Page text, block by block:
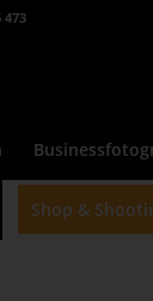
Shop &